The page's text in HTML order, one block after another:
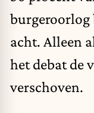
acht. Alleen
het debat de
verschoven.